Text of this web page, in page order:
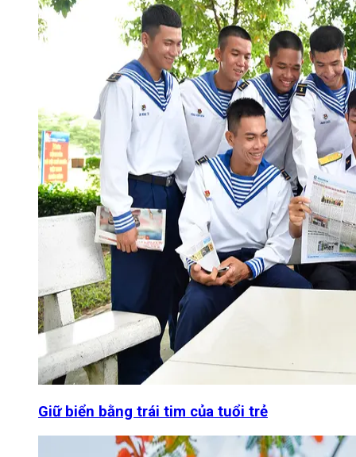
Giữ biển bằng trái tim của tuổi trẻ